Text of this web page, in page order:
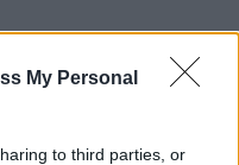
My Personal
to third parties, or